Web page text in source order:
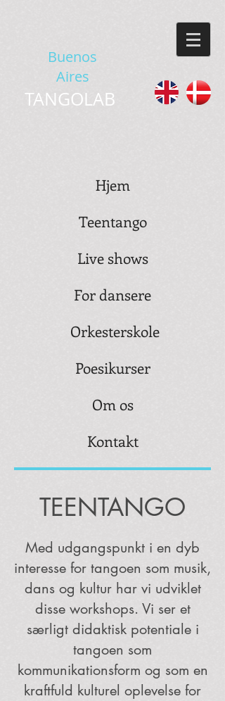
Buenos
Aires
TANGOLAB
Hjem
Teentango
Live shows
For dansere
Orkesterskole
Poesikurser
Om os
Kontakt
TEENTANGO
Med udgangspunkt i en dyb
interesse for tangoen som musik,
dans og kultur har vi udviklet
disse workshops. Vi ser et
særligt didaktisk potentiale i
tangoen som
kommunikationsform og som en
kraftfuld kulturel oplevelse for